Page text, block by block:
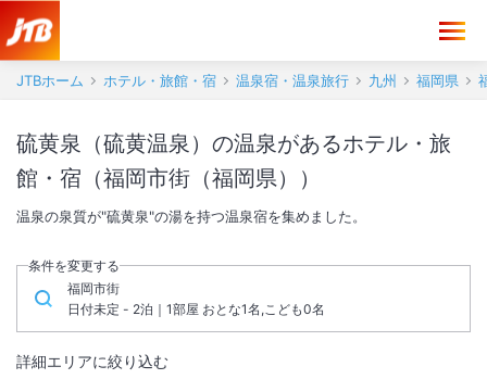
JTBホーム ホテル・旅館・宿 温泉宿・温泉旅行 九州 福岡県
硫黄泉（硫黄温泉）の温泉があるホテル・旅
館・宿（福岡市街（福岡県））
温泉の泉質が"硫黄泉"の湯を持つ温泉宿を集めました。
条件を変更する
福岡市街
日付未定 - 2泊｜1部屋 おとな1名,こども0名
詳細エリアに絞り込む